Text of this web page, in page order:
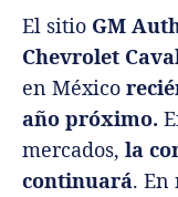
El sitio GM
Chevrolet
en México
año próximo.
mercados, la
continuará. En